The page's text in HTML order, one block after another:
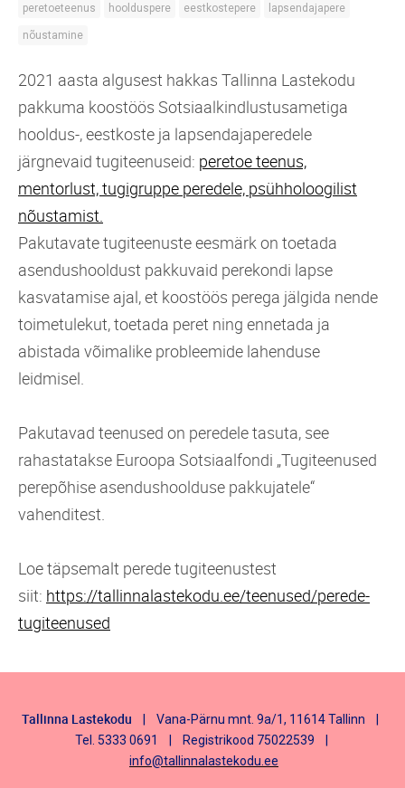
peretoeteenus hoolduspere eestkostepere lapsendajapere
nõustamine
2021 aasta algusest hakkas Tallinna Lastekodu
pakkuma koostöös Sotsiaalkindlustusametiga
hooldus-, eestkoste ja lapsendajaperedele
järgnevaid tugiteenuseid: peretoe teenus,
mentorlust, tugigruppe peredele, psühholoogilist
nõustamist.
Pakutavate tugiteenuste eesmärk on toetada
asendushooldust pakkuvaid perekondi lapse
kasvatamise ajal, et koostöös perega jälgida nende
toimetulekut, toetada peret ning ennetada ja
abistada võimalike probleemide lahenduse
leidmisel.
Pakutavad teenused on peredele tasuta, see
rahastatakse Euroopa Sotsiaalfondi „Tugiteenused
perepõhise asendushoolduse pakkujatele“
vahenditest.
Loe täpsemalt perede tugiteenustest
siit: https://tallinnalastekodu.ee/teenused/perede-
tugiteenused
Tallinna Lastekodu | Vana-Pärnu mnt. 9a/1, 11614 Tallinn |
Tel. 5333 0691 | Registrikood 75022539 |
info@tallinnalastekodu.ee